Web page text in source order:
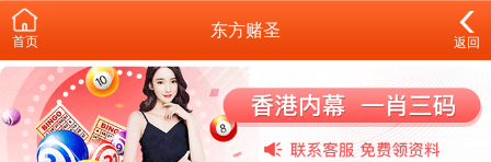
首页
东方赌圣
返回